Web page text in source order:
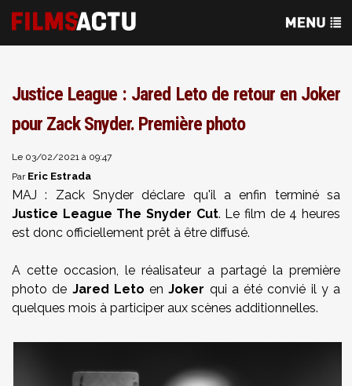
Justice League : Jared Leto de retour en Joker
pour Zack Snyder. Première photo
Le 03/02/2021 à 09:47
Par Eric Estrada
MAJ : Zack Snyder déclare qu'il a enfin terminé sa
Justice League The Snyder Cut. Le film de 4 heures
est donc officiellement prêt à être diffusé.
A cette occasion, le réalisateur a partagé la première
photo de Jared Leto enJoker qui a été convié il y a
quelques mois à participer aux scènes additionnelles.